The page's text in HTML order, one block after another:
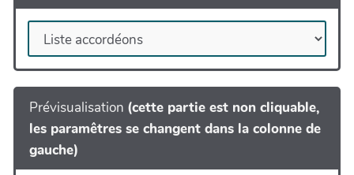
Prévisualisation (cette partie est non cliquable,
les paramêtres se changent dans la colonne de
gauche)